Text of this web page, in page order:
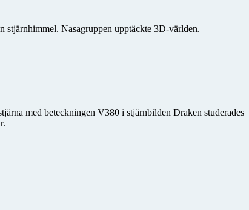
stjärnhimmel. Nasagruppen upptäckte 3D-världen.
med beteckningen V380 i stjärnbilden Draken studerades